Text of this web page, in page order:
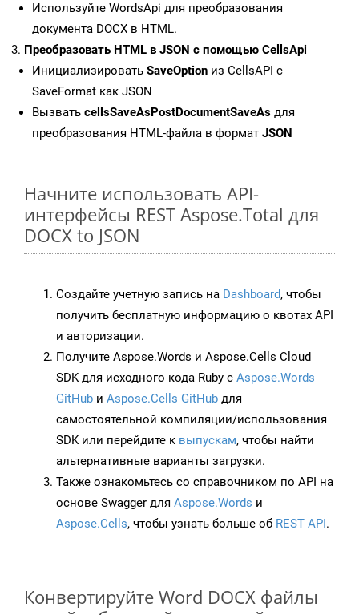
Используйте WordsApi для преобразования
документа DOCX в HTML.
Преобразовать HTML в JSON с помощью CellsApi
Инициализировать SaveOption из CellsAPI с
SaveFormat как JSON
Вызвать cellsSaveAsPostDocumentSaveAs для
преобразования HTML-файла в формат JSON
Начните использовать API-
интерфейсы REST Aspose.Total для
DOCX to JSON
Создайте учетную запись на Dashboard, чтобы
получить бесплатную информацию о квотах API
и авторизации.
Получите Aspose.Words и Aspose.Cells Cloud
SDK для исходного кода Ruby с Aspose.Words
GitHub и Aspose.Cells GitHub для
самостоятельной компиляции/использования
SDK или перейдите к выпускам, чтобы найти
альтернативные варианты загрузки.
Также ознакомьтесь со справочником по API на
основе Swagger для Aspose.Words и
Aspose.Cells, чтобы узнать больше об REST API.
Конвертируйте Word DOCX файлы